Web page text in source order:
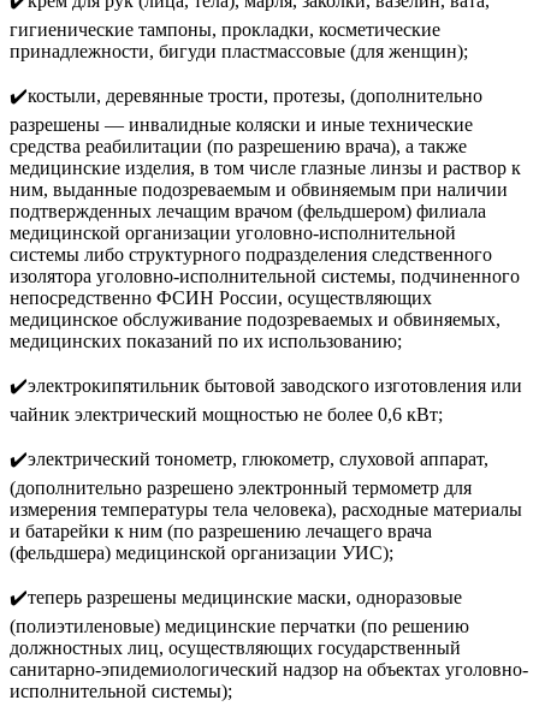
гигиенические тампоны, прокладки, косметические
принадлежности, бигуди пластмассовые (для женщин);
✔️костыли, деревянные трости, протезы, (дополнительно
разрешены — инвалидные коляски и иные технические
средства реабилитации (по разрешению врача), а также
медицинские изделия, в том числе глазные линзы и раствор к
ним, выданные подозреваемым и обвиняемым при наличии
подтвержденных лечащим врачом (фельдшером) филиала
медицинской организации уголовно-исполнительной
системы либо структурного подразделения следственного
изолятора уголовно-исполнительной системы, подчиненного
непосредственно ФСИН России, осуществляющих
медицинское обслуживание подозреваемых и обвиняемых,
медицинских показаний по их использованию;
✔️электрокипятильник бытовой заводского изготовления или
чайник электрический мощностью не более 0,6 кВт;
✔️электрический тонометр, глюкометр, слуховой аппарат,
(дополнительно разрешено электронный термометр для
измерения температуры тела человека), расходные материалы
и батарейки к ним (по разрешению лечащего врача
(фельдшера) медицинской организации УИС);
✔️теперь разрешены медицинские маски, одноразовые
(полиэтиленовые) медицинские перчатки (по решению
должностных лиц, осуществляющих государственный
санитарно-эпидемиологический надзор на объектах уголовно-
исполнительной системы);